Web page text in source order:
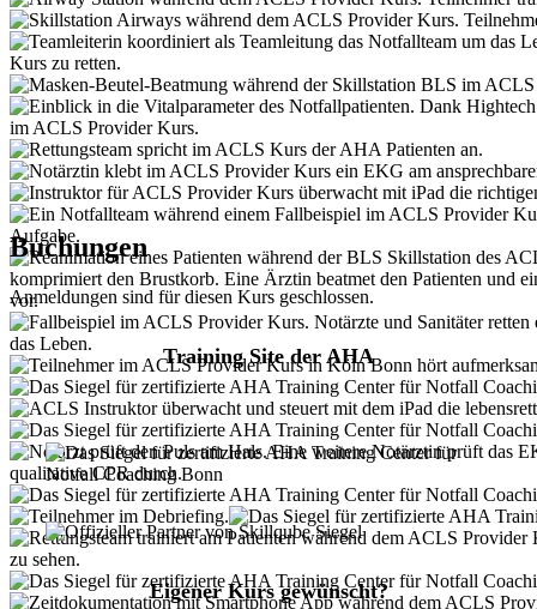
Buchungen
Anmeldungen sind für diesen Kurs geschlossen.
Training Site der AHA
Eigener Kurs gewünscht?